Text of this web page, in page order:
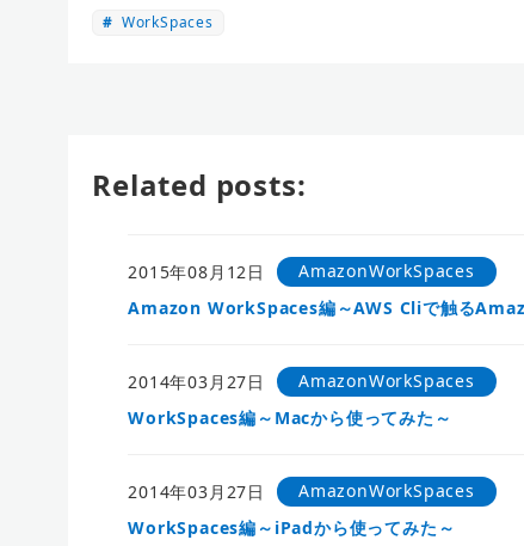
WorkSpaces
Related posts:
2015年08月12日
AmazonWorkSpaces
Amazon WorkSpaces編～AWS Cliで触る
2014年03月27日
AmazonWorkSpaces
WorkSpaces編～Macから使ってみた～
2014年03月27日
AmazonWorkSpaces
WorkSpaces編～iPadから使ってみた～